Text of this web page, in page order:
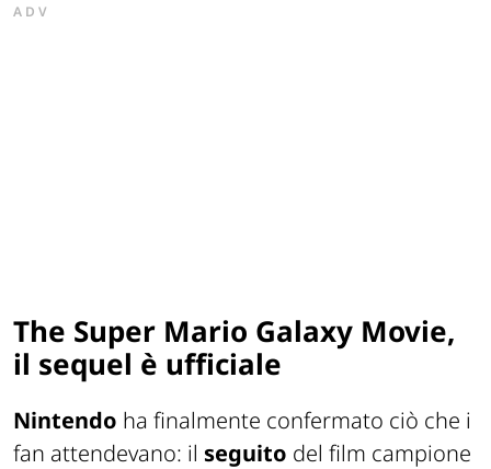
ADV
The Super Mario Galaxy Movie,
il sequel è ufficiale
Nintendo ha finalmente confermato ciò che i
fan attendevano: il seguito del film campione